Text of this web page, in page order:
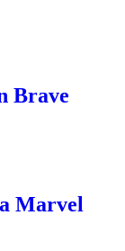
Brave
Marvel